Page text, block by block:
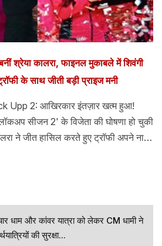
श्रेया कालरा, फाइनल मुकाबले में शिवंगी
के साथ जीती बड़ी प्राइज मनी
Upp 2: आखिरकार इंतज़ार खत्म हुआ!
सीजन 2' के विजेता की घोषणा हो चुकी
ने जीत हासिल करते हुए ट्रॉफी अपने नाम
और कांवर यात्रा को लेकर CM धामी ने
की सुरक्षा...